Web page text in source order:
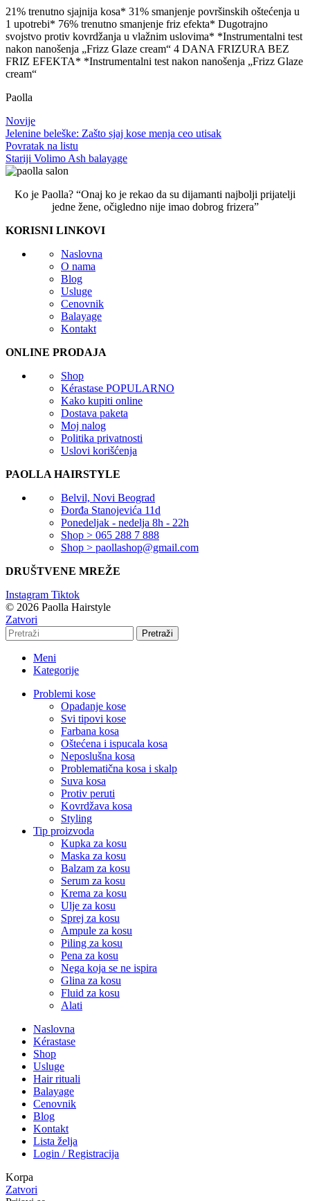
21% trenutno sjajnija kosa* 31% smanjenje površinskih oštećenja u
1 upotrebi* 76% trenutno smanjenje friz efekta* Dugotrajno
svojstvo protiv kovrdžanja u vlažnim uslovima* *Instrumentalni test
nakon nanošenja „Frizz Glaze cream“ 4 DANA FRIZURA BEZ
FRIZ EFEKTA* *Instrumentalni test nakon nanošenja „Frizz Glaze
cream“
Paolla
Novije
Jelenine beleške: Zašto sjaj kose menja ceo utisak
Povratak na listu
Stariji Volimo Ash balayage
Ko je Paolla? “Onaj ko je rekao da su dijamanti najbolji prijatelji
jedne žene, očigledno nije imao dobrog frizera”
KORISNI LINKOVI
Naslovna
O nama
Blog
Usluge
Cenovnik
Balayage
Kontakt
ONLINE PRODAJA
Shop
Kérastase POPULARNO
Kako kupiti online
Dostava paketa
Moj nalog
Politika privatnosti
Uslovi korišćenja
PAOLLA HAIRSTYLE
Belvil, Novi Beograd
Đorđa Stanojevića 11d
Ponedeljak - nedelja 8h - 22h
Shop > 065 288 7 888
Shop > paollashop@gmail.com
DRUŠTVENE MREŽE
Instagram Tiktok
© 2026 Paolla Hairstyle
Zatvori
Pretraži
Meni
Kategorije
Problemi kose
Opadanje kose
Svi tipovi kose
Farbana kosa
Oštećena i ispucala kosa
Neposlušna kosa
Problematična kosa i skalp
Suva kosa
Protiv peruti
Kovrdžava kosa
Styling
Tip proizvoda
Kupka za kosu
Maska za kosu
Balzam za kosu
Serum za kosu
Krema za kosu
Ulje za kosu
Sprej za kosu
Ampule za kosu
Piling za kosu
Pena za kosu
Nega koja se ne ispira
Glina za kosu
Fluid za kosu
Alati
Naslovna
Kérastase
Shop
Usluge
Hair rituali
Balayage
Cenovnik
Blog
Kontakt
Lista želja
Login / Registracija
Korpa
Zatvori